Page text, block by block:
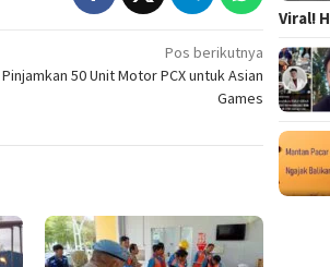
Pos berikutnya
50 Unit Motor PCX untuk Asian
Games
Viral!